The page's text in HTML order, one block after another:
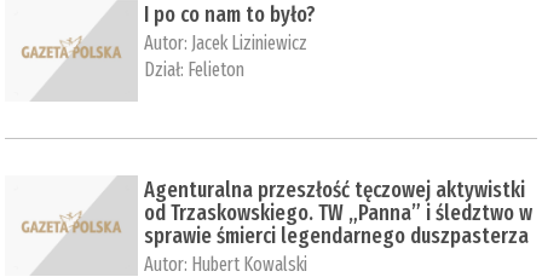
I po co nam to było?
Autor: Jacek Liziniewicz
Dział: Felieton
Agenturalna przeszłość tęczowej aktywistki
od Trzaskowskiego. TW „Panna” i śledztwo w
sprawie śmierci legendarnego duszpasterza
Autor: Hubert Kowalski